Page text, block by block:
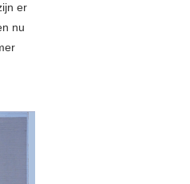
er
nu